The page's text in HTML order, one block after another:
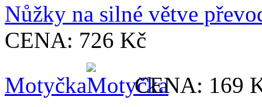
Nůžky na silné větve
CENA: 726 Kč
Motyčka
CENA: 169